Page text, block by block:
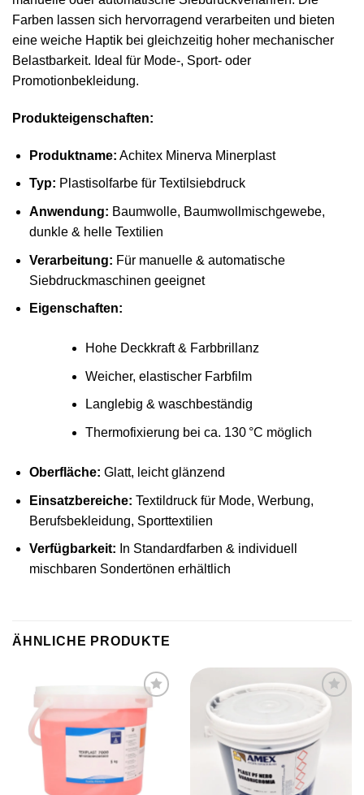
Farben lassen sich hervorragend verarbeiten und bieten
eine weiche Haptik bei gleichzeitig hoher mechanischer
Belastbarkeit. Ideal für Mode-, Sport- oder
Promotionbekleidung.
Produkteigenschaften:
Produktname: Achitex Minerva Minerplast
Typ: Plastisolfarbe für Textilsiebdruck
Anwendung: Baumwolle, Baumwollmischgewebe,
dunkle & helle Textilien
Verarbeitung: Für manuelle & automatische
Siebdruckmaschinen geeignet
Eigenschaften:
Hohe Deckkraft & Farbbrillanz
Weicher, elastischer Farbfilm
Langlebig & waschbeständig
Thermofixierung bei ca. 130 °C möglich
Oberfläche: Glatt, leicht glänzend
Einsatzbereiche: Textildruck für Mode, Werbung,
Berufsbekleidung, Sporttextilien
Verfügbarkeit: In Standardfarben & individuell
mischbaren Sondertönen erhältlich
ÄHNLICHE PRODUKTE
Artikel
merken
Artikel
merken